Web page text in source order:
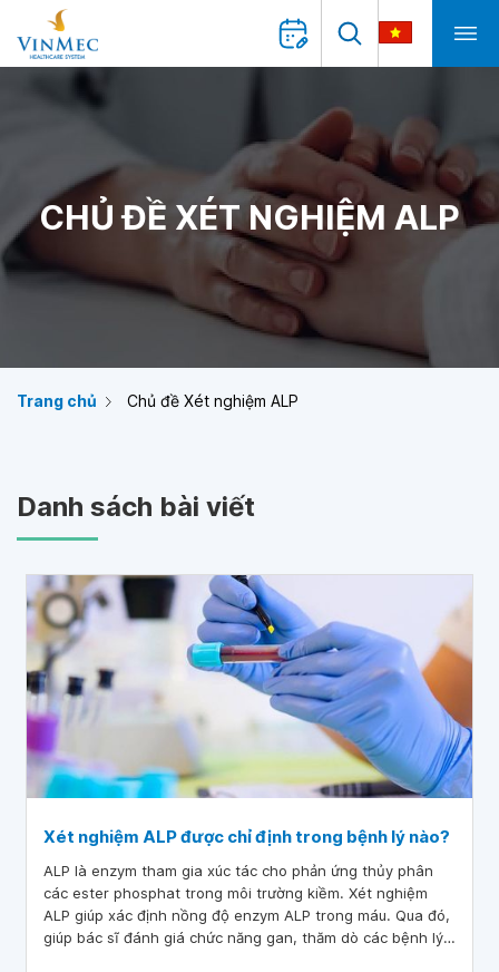
CHỦ ĐỀ XÉT NGHIỆM ALP
Trang chủ Chủ đề Xét nghiệm ALP
Danh sách bài viết
Xét nghiệm ALP được chỉ định trong bệnh lý nào?
ALP là enzym tham gia xúc tác cho phản ứng thủy phân
các ester phosphat trong môi trường kiềm. Xét nghiệm
ALP giúp xác định nồng độ enzym ALP trong máu. Qua đó,
giúp bác sĩ đánh giá chức năng gan, thăm dò các bệnh lý